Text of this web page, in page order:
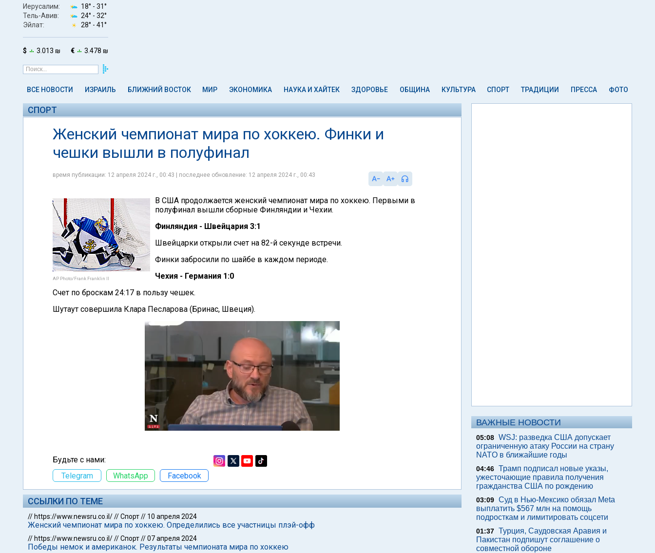
Иерусалим: 18° - 31°
Тель-Авив:
24° - 32°
Эйлат:
28° - 41°
$ 3.013 ₪ € 3.478 ₪
ВСЕ НОВОСТИ ИЗРАИЛЬ БЛИЖНИЙ ВОСТОК МИР ЭКОНОМИКА НАУКА И ХАЙТЕК ЗДОРОВЬЕ ОБЩИНА КУЛЬТУРА СПОРТ ТРАДИЦИИ ПРЕССА ФОТО
СПОРТ
Женский чемпионат мира по хоккею. Финки и
чешки вышли в полуфинал
время публикации: 12 апреля 2024 г., 00:43 | последнее обновление: 12 апреля 2024 г., 00:43
AP Photo/Frank Franklin II
В США продолжается женский чемпионат мира по хоккею. Первыми в
полуфинал вышли сборные Финляндии и Чехии.
Финляндия - Швейцария 3:1
Швейцарки открыли счет на 82-й секунде встречи.
Финки забросили по шайбе в каждом периоде.
Чехия - Германия 1:0
Счет по броскам 24:17 в пользу чешек.
Шутаут совершила Клара Песларова (Бринас, Швеция).
Будьте с нами:
Telegram
WhatsApp Facebook
ССЫЛКИ ПО ТЕМЕ
// https://www.newsru.co.il///Спорт// 10 апреля 2024
Женский чемпионат мира по хоккею. Определились все участницы плэй-офф
// https://www.newsru.co.il///Спорт//07 апреля 2024
Победы немок и американок. Результаты чемпионата мира по хоккею
ВАЖНЫЕ НОВОСТИ
05:08 WSJ: разведка США допускает
ограниченную атаку России на страну
NATO в ближайшие годы
04:46 Трамп подписал новые указы,
ужесточающие правила получения
гражданства США по рождению
03:09 Суд в Нью-Мексико обязал Meta
выплатить $567 млн на помощь
подросткам и лимитировать соцсети
01:37 Турция, Саудовская Аравия и
Пакистан подпишут соглашение о
совместной обороне